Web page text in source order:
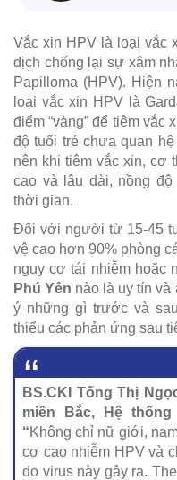
Vắc xin HPV là loại vắc
dịch chống lại sự xâm
Papilloma (HPV). Hiện
loại vắc xin HPV là
điểm “vàng” để tiêm
độ tuổi trẻ chưa quan
nên khi tiêm vắc xin, cơ
cao và lâu dài, nồng
thời gian.
Đối với người từ 15-45
vệ cao hơn 90% phòng
nguy cơ tái nhiễm hoặc
Phú Yên nào là uy tín và
ý những gì trước và
thiểu các phản ứng sau
BS.CKI Tống Thị
miền Bắc, Hệ
“Không chỉ nữ giới,
cơ cao nhiễm HPV và
do virus này gây ra.